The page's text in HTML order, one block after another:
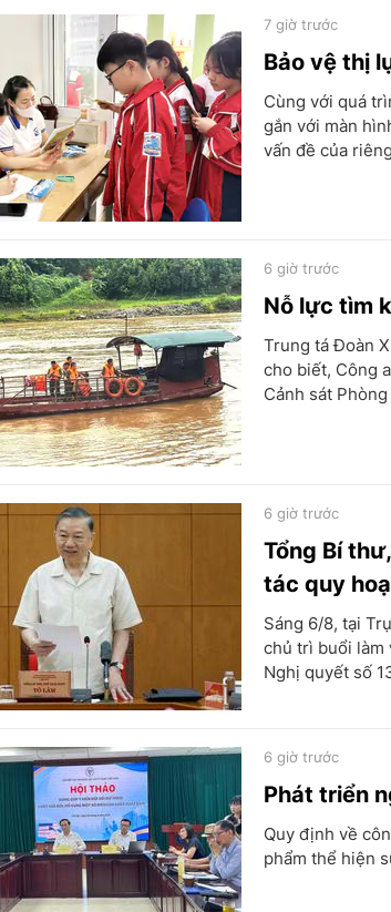
Bảo vệ thị
7 giờ trước
Cùng với quá
gắn với màn
vấn đề của
Nỗ lực tìm
6 giờ trước
Trung tá Đoàn
cho biết, Công
Cảnh sát
Tổng Bí
tác quy
6 giờ trước
Sáng 6/8, tại
chủ trì buổi làm
Nghị quyết số
Phát triển
6 giờ trước
Quy định về
phẩm thể hiện